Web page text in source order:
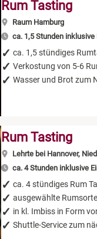
Rum Tasting
Raum Hamburg
ca. 1,5 Stunden inklusive
ca. 1,5 stündiges
Verkostung von 5-6
Wasser und Brot zum
Rum Tasting
Lehrte bei Hannover,
ca. 4 Stunden inklusive
ca. 4 stündiges Rum
ausgewählte
in kl. Imbiss in Form
Shuttle-Service zum